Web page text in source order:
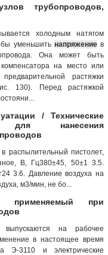
трубопроводов,
холодным натягом
уменьшить напряжениев
Она может быть
на место или
растяжки
130). Перед растяжкой
/ Технические
для нанесения
распылительный пистолет,
В, Гц380±45, 50±1 3.5.
3.6. Давление воздуха на
м3/мин, не бо...
применяемый при
выпускаются на рабочее
в настоящее время
Э-3110 и электрические